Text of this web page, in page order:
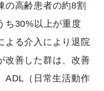
の高齢患者の約8割
ち30%以上が重度
よる介入により退院
改善した群は、改善
ADL（日常生活動作